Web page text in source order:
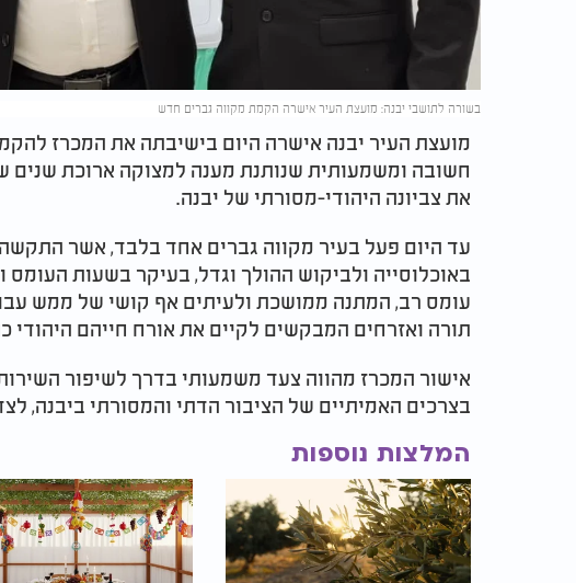
בשורה לתושבי יבנה: מועצת העיר אישרה הקמת מקווה גברים חדש
מועצת העיר יבנה אישרה היום בישיבתה את המכרז
חשובה ומשמעותית שנותנת מענה למצוקה ארוכת שנים
את צביונה היהודי-מסורתי של יבנה.
עד היום פעל בעיר מקווה גברים אחד בלבד, אשר
באוכלוסייה ולביקוש ההולך וגדל, בעיקר בשעות העומס
עומס רב, המתנה ממושכת ולעיתים אף קושי של ממש
תורה ואזרחים המבקשים לקיים את אורח חייהם היהודי
אישור המכרז מהווה צעד משמעותי בדרך לשיפור
בצרכים האמיתיים של הציבור הדתי והמסורתי ביבנה,
המלצות נוספות